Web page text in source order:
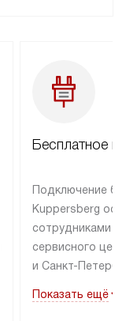
Бесплатное
Подключение
Kuppersberg
сотрудниками
сервисного
и Санкт-
подключается к
Показать ещё